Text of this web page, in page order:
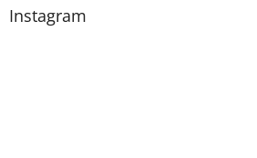
Instagram